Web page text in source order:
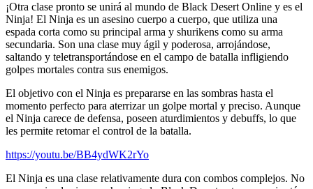
¡Otra clase pronto se unirá al mundo de Black Desert Online y es el
Ninja! El Ninja es un asesino cuerpo a cuerpo, que utiliza una
espada corta como su principal arma y shurikens como su arma
secundaria. Son una clase muy ágil y poderosa, arrojándose,
saltando y teletransportándose en el campo de batalla infligiendo
golpes mortales contra sus enemigos.
El objetivo con el Ninja es prepararse en las sombras hasta el
momento perfecto para aterrizar un golpe mortal y preciso. Aunque
el Ninja carece de defensa, poseen aturdimientos y debuffs, lo que
les permite retomar el control de la batalla.
https://youtu.be/BB4ydWK2rYo
El Ninja es una clase relativamente dura con combos complejos. No